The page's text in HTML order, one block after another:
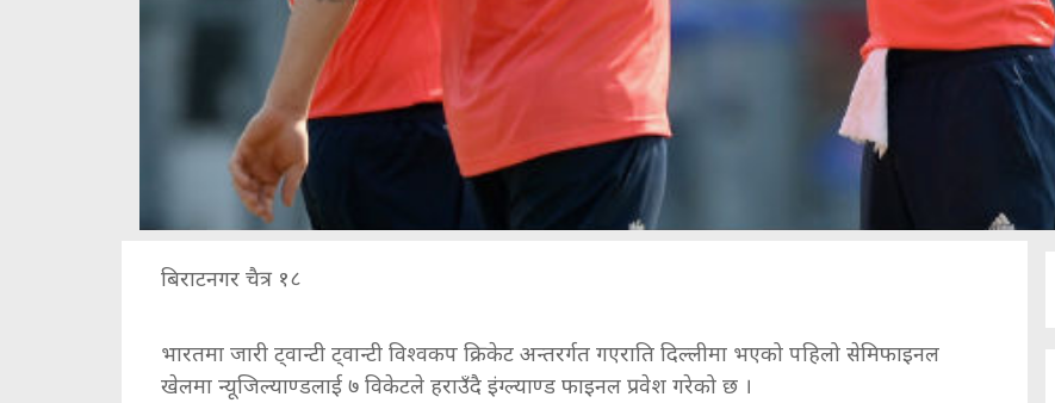
बिराटनगर चैत्र १८
भारतमा जारी ट्वान्टी ट्वान्टी विश्वकप क्रिकेट अन्तरर्गत गएराति दिल्लीमा भएको पहिलो सेमिफाइनल
खेलमा न्यूजिल्याण्डलाई ७ विकेटले हराउँदै इंग्ल्याण्ड फाइनल प्रवेश गरेको छ ।